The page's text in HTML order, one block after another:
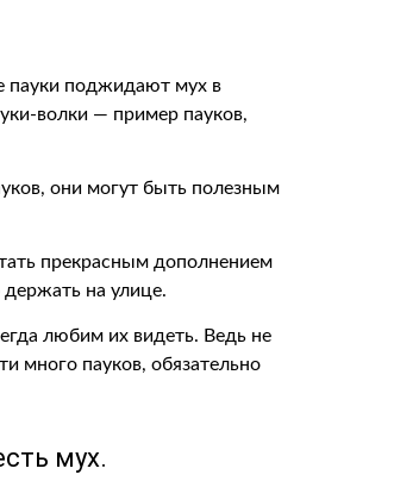
пауки поджидают мух в
волки — пример пауков,
они могут быть полезным
прекрасным дополнением
на улице.
любим их видеть. Ведь не
много пауков, обязательно
мух.